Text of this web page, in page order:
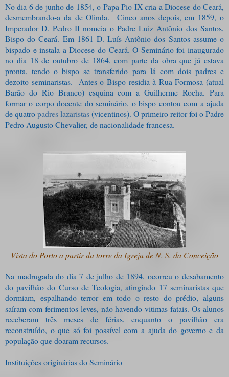
No dia 6 de junho de 1854, o Papa Pio IX cria a Diocese do Ceará,
desmembrando-a da de Olinda. Cinco anos depois, em 1859, o
Imperador D. Pedro II nomeia o Padre Luiz Antônio dos Santos,
Bispo do Ceará. Em 1861 D. Luís Antônio dos Santos assume o
bispado e instala a Diocese do Ceará. O Seminário foi inaugurado
no dia 18 de outubro de 1864, com parte da obra que já estava
pronta, tendo o bispo se transferido para lá com dois padres e
dezoito seminaristas. Antes o Bispo residia à Rua Formosa (atual
Barão do Rio Branco) esquina com a Guilherme Rocha. Para
formar o corpo docente do seminário, o bispo contou com a ajuda
de quatropadres lazaristas(vicentinos). O primeiro reitor foi o Padre
Pedro Augusto Chevalier, de nacionalidade francesa.
Vista do Porto a partir da torre da Igreja de N. S. da Conceição
Na madrugada do dia 7 de julho de 1894, ocorreu o desabamento
do pavilhão do Curso de Teologia, atingindo 17 seminaristas que
dormiam, espalhando terror em todo o resto do prédio, alguns
saíram com ferimentos leves, não havendo vitimas fatais. Os alunos
receberam três meses de férias, enquanto o pavilhão era
reconstruído, o que só foi possível com a ajuda do governo e da
população que doaram recursos.
Instituições originárias do Seminário